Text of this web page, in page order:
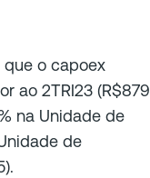
o capoex
ao 2TRI23 (R$879
na Unidade de
de